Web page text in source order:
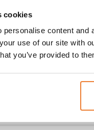
cookies
personalise content
use of our site with
you’ve provided to
avvikelser från